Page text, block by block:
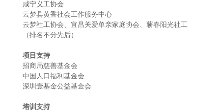
咸宁义工协会
云梦县黄香社会工作服务中心
云梦社工协会、宜昌关爱单亲家庭协会、蕲春阳光社工
（排名不分先后）
项目支持
招商局慈善基金会
中国人口福利基金会
深圳壹基金公益基金会
培训支持